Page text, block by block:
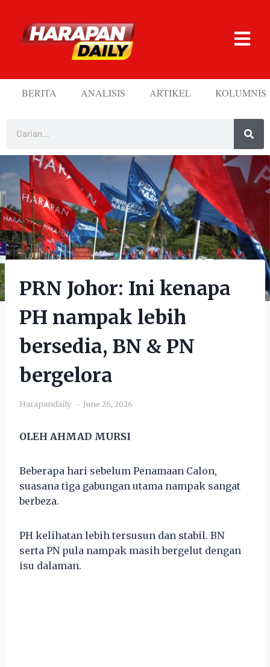
BERITA ANALISIS ARTIKEL KOLUMNIS
PRN Johor: Ini kenapa
PH nampak lebih
bersedia, BN & PN
bergelora
Harapandaily June 26, 2026
OLEH AHMAD MURSI
Beberapa hari sebelum Penamaan Calon,
suasana tiga gabungan utama nampak sangat
berbeza.
PH kelihatan lebih tersusun dan stabil. BN
serta PN pula nampak masih bergelut dengan
isu dalaman.